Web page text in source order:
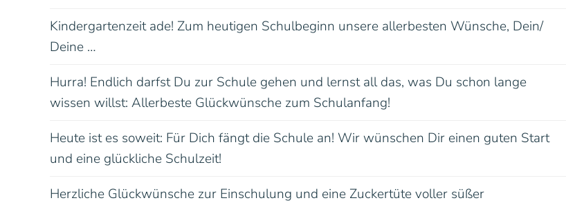
Kindergartenzeit ade! Zum heutigen Schulbeginn unsere allerbesten Wünsche, Dein/
Deine …
Hurra! Endlich darfst Du zur Schule gehen und lernst all das, was Du schon lange
wissen willst: Allerbeste Glückwünsche zum Schulanfang!
Heute ist es soweit: Für Dich fängt die Schule an! Wir wünschen Dir einen guten Start
und eine glückliche Schulzeit!
Herzliche Glückwünsche zur Einschulung und eine Zuckertüte voller süßer